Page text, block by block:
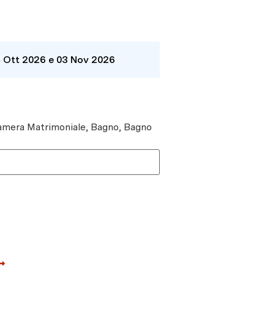
2026 e 03 Nov 2026
Matrimoniale, Bagno, Bagno